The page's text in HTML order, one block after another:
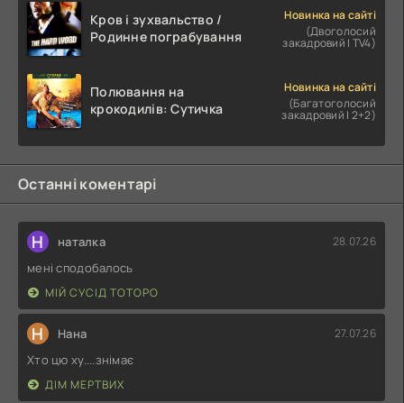
Кров і зухвальство /
Родинне пограбування
Новинка на сайті
(Двоголосий
закадровий | TV4)
Полювання на
крокодилів: Сутичка
Новинка на сайті
(Багатоголосий
закадровий | 2+2)
Останні коментарі
Н наталка 28.07.26
мені сподобалось
МІЙ СУСІД ТОТОРО
Н Нана 27.07.26
Хто цю ху....знімає
ДІМ МЕРТВИХ